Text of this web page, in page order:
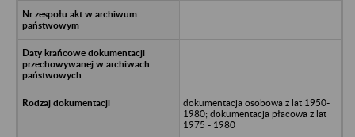
dokumentacja osobowa z lat 1950-
1980; dokumentacja płacowa z lat
1975 - 1980